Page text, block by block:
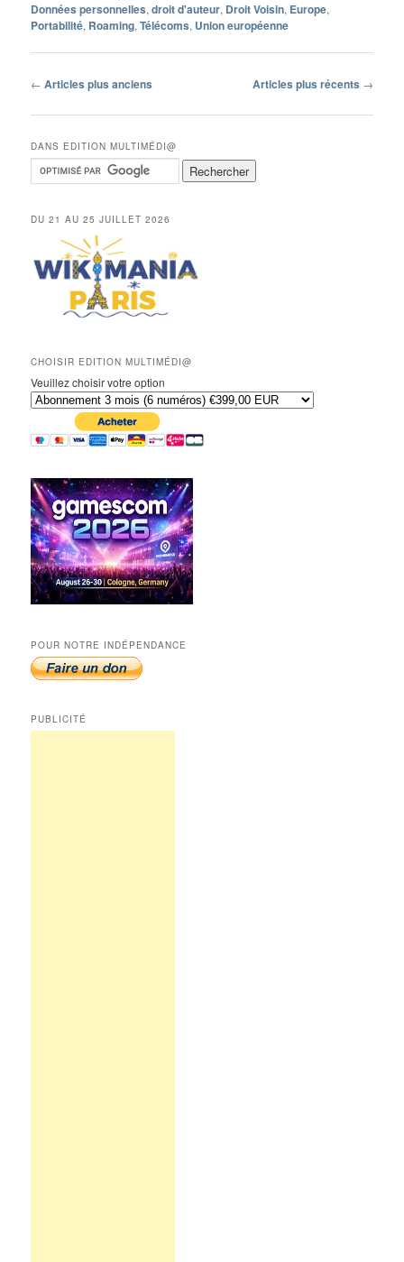
Données personnelles,droit d'auteur, Droit Voisin, Europe,
Portabilité, Roaming,Télécoms, Union européenne
Navigation
articles
← Articles plus anciens Articles plus récents →
DANS EDITION MULTIMÉDI@
DU 21 AU 25 JUILLET 2026
CHOISIR EDITION MULTIMÉDI@
Veuillez choisir votre option
POUR NOTRE INDÉPENDANCE
PUBLICITÉ